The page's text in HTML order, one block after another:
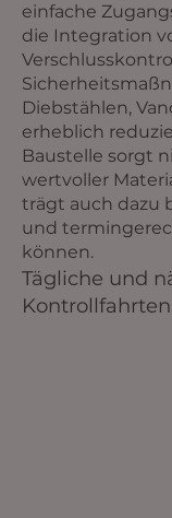
Tägliche und
Kontrollfahrten
einfache
die Integration
Diebstählen,
erheblich
Baustelle sorgt
wertvoller
trägt auch dazu
und
können.